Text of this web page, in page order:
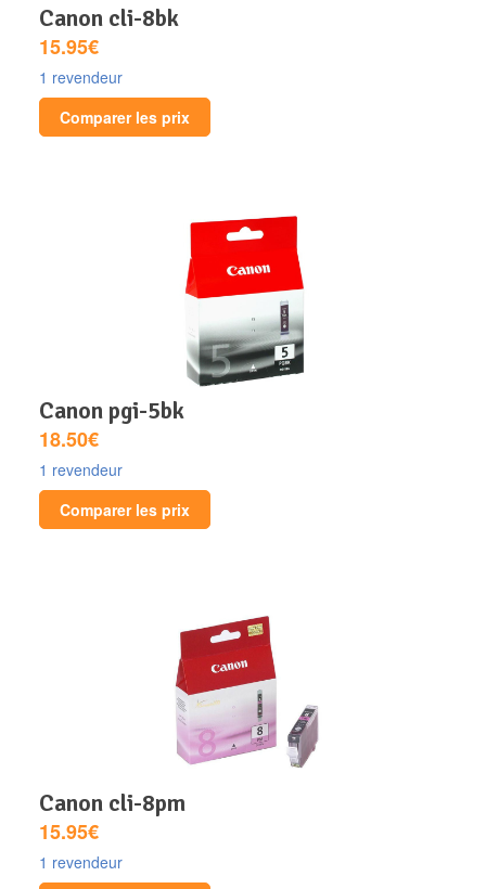
canon cli-8bk
15.95€
1 revendeur
Comparer les prix
canon pgi-5bk
18.50€
1 revendeur
Comparer les prix
canon cli-8pm
15.95€
1 revendeur